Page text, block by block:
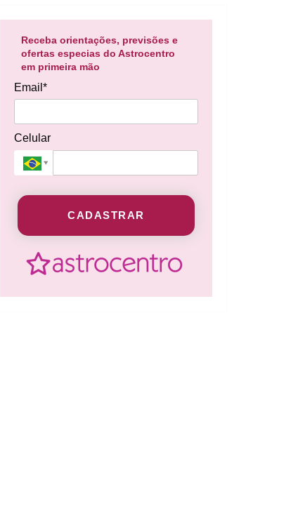
Receba orientações, previsões e
ofertas especias do Astrocentro
em primeira mão
Email*
Celular
CADASTRAR